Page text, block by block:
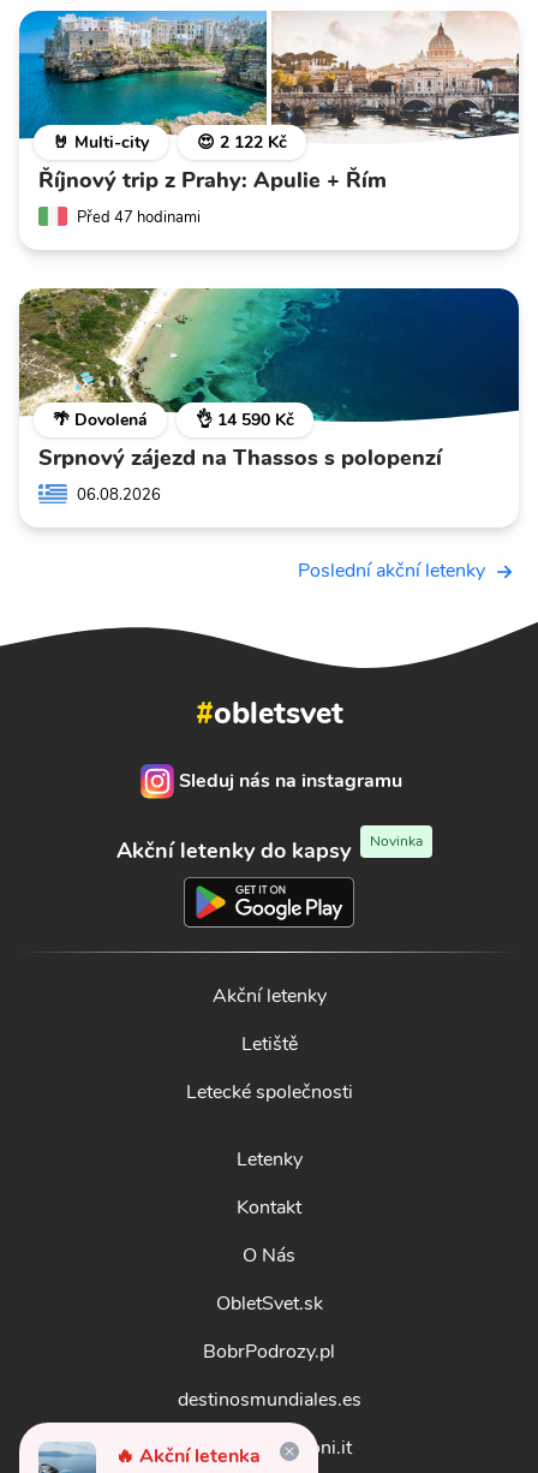
🤘 Multi-city 😍 2 122 Kč
Říjnový trip z Prahy: Apulie + Řím
Před 47 hodinami
🌴 Dovolená 👌 14 590 Kč
Srpnový zájezd na Thassos s polopenzí
06.08.2026
Poslední akční letenky
🔥 Akční letenka
#obletsvet
Sleduj nás na instagramu
Akční letenky do kapsy Novinka
Akční letenky
Letiště
Letecké společnosti
Letenky
Kontakt
O Nás
ObletSvet.sk
BobrPodrozy.pl
destinosmundiales.es
guidadestinazioni.it